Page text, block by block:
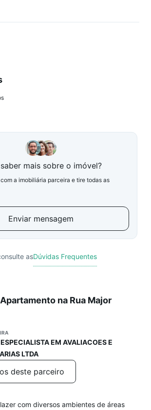
mais sobre o imóvel?
a imobiliária parceira e tire todas as
Enviar mensagem
asDúvidas Frequentes
na Rua Major
EM AVALIACOES E
LTDA
deste parceiro
com diversos ambientes de áreas